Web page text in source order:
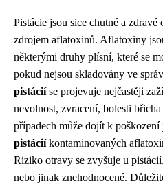
Pistácie jsou sice chutné a
zdrojem aflatoxinů. Aflatoxiny
některými druhy plísní, které se
pokud nejsou skladovány ve
pistáciíse projevuje nejčastěji
nevolnost, zvracení, bolesti
případech může dojít k poškození
pistáciíkontaminovaných
Riziko otravy se zvyšuje u
nebo jinak znehodnocené.